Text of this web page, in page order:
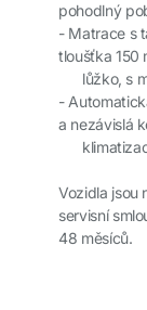
pohodlný
- Matrace s
tloušťka 150
lůžko, s
-
a nezávislá
Vozidla jsou
servisní
48 měsíců.